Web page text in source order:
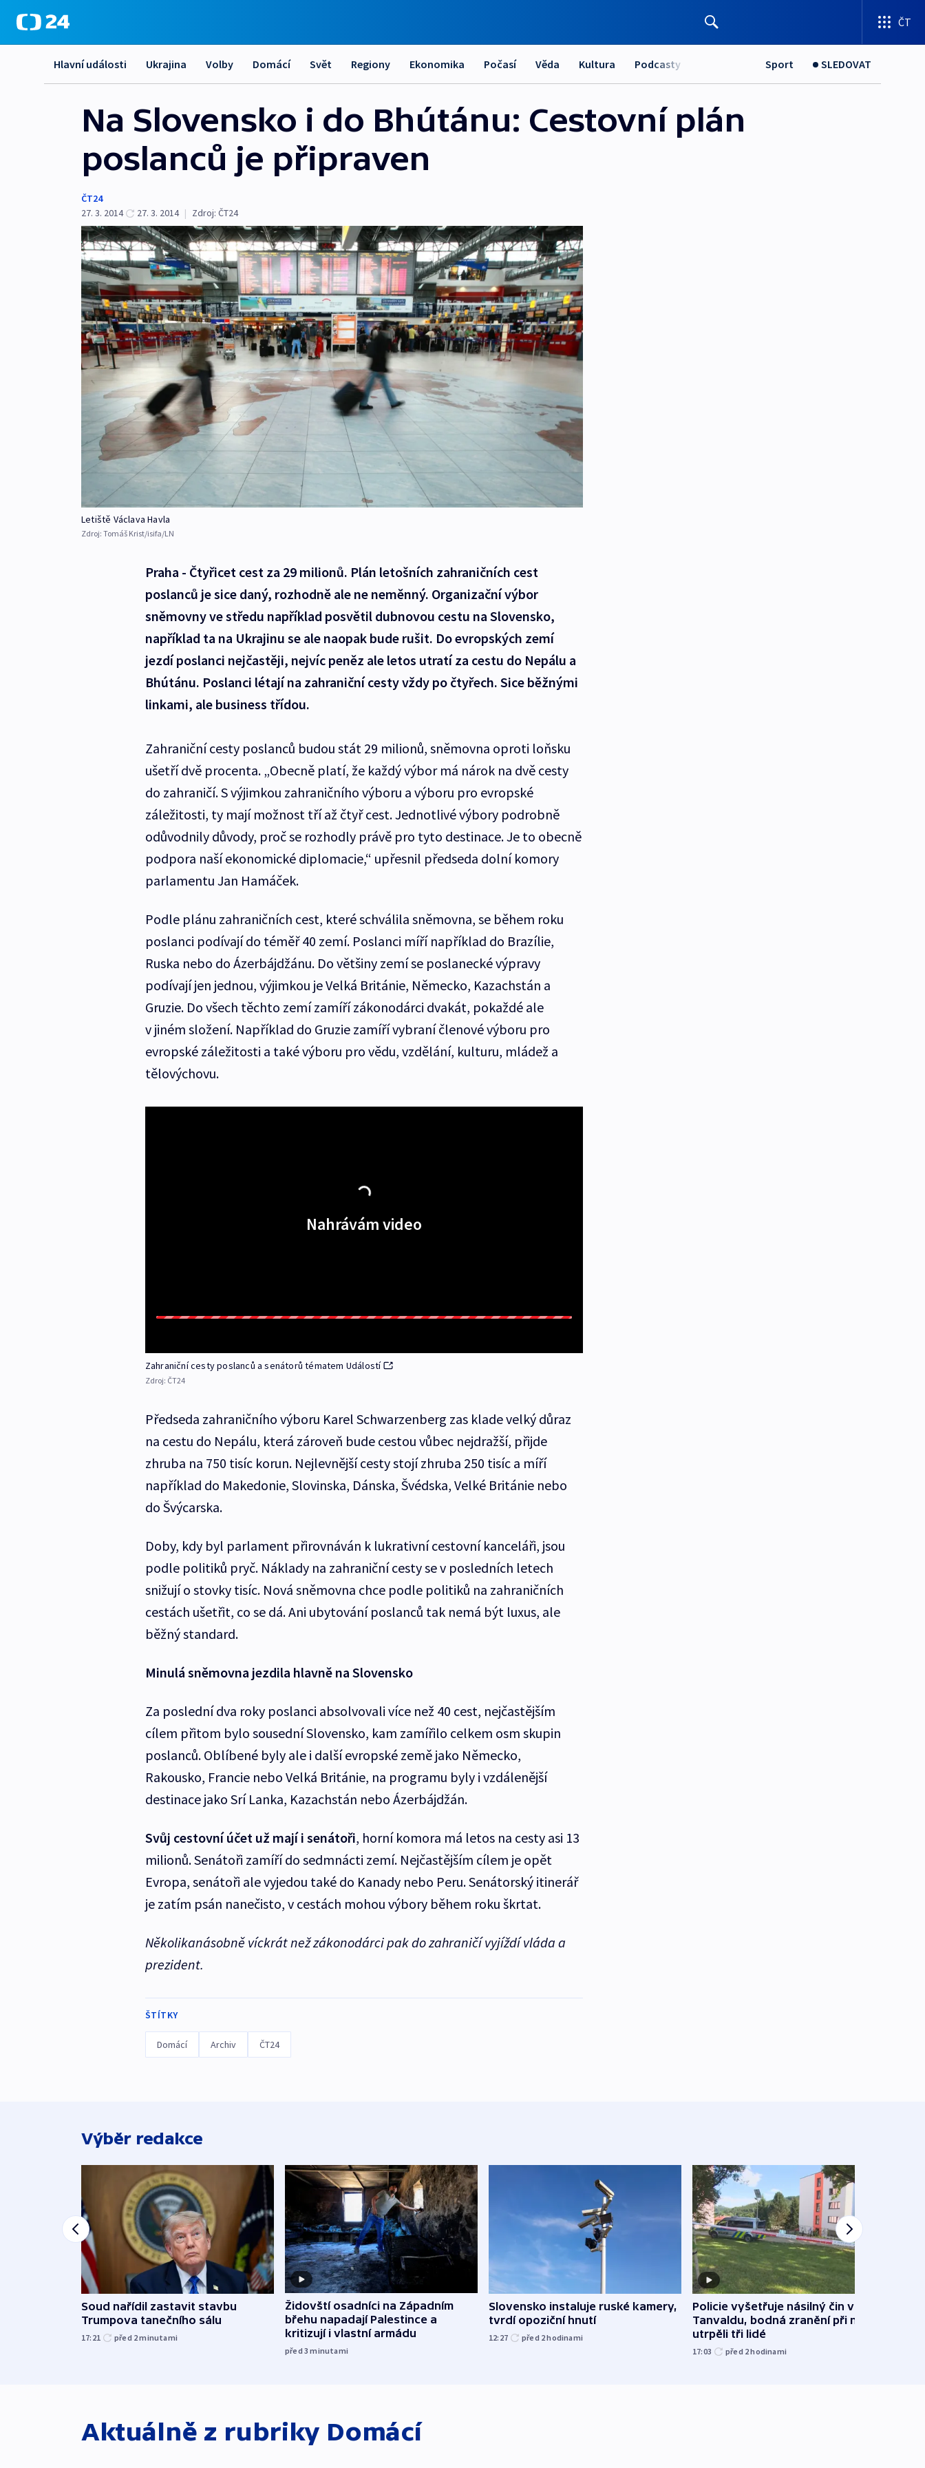
ČT
Hlavní události Ukrajina Volby Domácí Svět Regiony Ekonomika Počasí Věda Kultura Podcasty Sport SLEDOVAT
Na Slovensko i do Bhútánu: Cestovní plán
poslanců je připraven
ČT24
27. 3. 2014
27. 3. 2014 | Zdroj: ČT24
Letiště Václava Havla
Zdroj: Tomáš Krist/isifa/LN
Praha - Čtyřicet cest za 29 milionů. Plán letošních zahraničních cest
poslanců je sice daný, rozhodně ale ne neměnný. Organizační výbor
sněmovny ve středu například posvětil dubnovou cestu na Slovensko,
například ta na Ukrajinu se ale naopak bude rušit. Do evropských zemí
jezdí poslanci nejčastěji, nejvíc peněz ale letos utratí za cestu do Nepálu a
Bhútánu. Poslanci létají na zahraniční cesty vždy po čtyřech. Sice běžnými
linkami, ale business třídou.
Zahraniční cesty poslanců budou stát 29 milionů, sněmovna oproti loňsku
ušetří dvě procenta. „Obecně platí, že každý výbor má nárok na dvě cesty
do zahraničí. S výjimkou zahraničního výboru a výboru pro evropské
záležitosti, ty mají možnost tří až čtyř cest. Jednotlivé výbory podrobně
odůvodnily důvody, proč se rozhodly právě pro tyto destinace. Je to obecně
podpora naší ekonomické diplomacie,“ upřesnil předseda dolní komory
parlamentu Jan Hamáček.
Podle plánu zahraničních cest, které schválila sněmovna, se během roku
poslanci podívají do téměř 40 zemí. Poslanci míří například do Brazílie,
Ruska nebo do Ázerbájdžánu. Do většiny zemí se poslanecké výpravy
podívají jen jednou, výjimkou je Velká Británie, Německo, Kazachstán a
Gruzie. Do všech těchto zemí zamíří zákonodárci dvakát, pokaždé ale
v jiném složení. Například do Gruzie zamíří vybraní členové výboru pro
evropské záležitosti a také výboru pro vědu, vzdělání, kulturu, mládež a
tělovýchovu.
Nahrávám video
Zahraniční cesty poslanců a senátorů tématem Událostí
Zdroj: ČT24
Předseda zahraničního výboru Karel Schwarzenberg zas klade velký důraz
na cestu do Nepálu, která zároveň bude cestou vůbec nejdražší, přijde
zhruba na 750 tisíc korun. Nejlevnější cesty stojí zhruba 250 tisíc a míří
například do Makedonie, Slovinska, Dánska, Švédska, Velké Británie nebo
do Švýcarska.
Doby, kdy byl parlament přirovnáván k lukrativní cestovní kanceláři, jsou
podle politiků pryč. Náklady na zahraniční cesty se v posledních letech
snižují o stovky tisíc. Nová sněmovna chce podle politiků na zahraničních
cestách ušetřit, co se dá. Ani ubytování poslanců tak nemá být luxus, ale
běžný standard.
Minulá sněmovna jezdila hlavně na Slovensko
Za poslední dva roky poslanci absolvovali více než 40 cest, nejčastějším
cílem přitom bylo sousední Slovensko, kam zamířilo celkem osm skupin
poslanců. Oblíbené byly ale i další evropské země jako Německo,
Rakousko, Francie nebo Velká Británie, na programu byly i vzdálenější
destinace jako Srí Lanka, Kazachstán nebo Ázerbájdžán.
Svůj cestovní účet už mají i senátoři, horní komora má letos na cesty asi 13
milionů. Senátoři zamíří do sedmnácti zemí. Nejčastějším cílem je opět
Evropa, senátoři ale vyjedou také do Kanady nebo Peru. Senátorský itinerář
je zatím psán nanečisto, v cestách mohou výbory během roku škrtat.
Několikanásobně víckrát než zákonodárci pak do zahraničí vyjíždí vláda a
prezident.
ŠTÍTKY
Domácí Archiv ČT24
Výběr redakce
Soud nařídil zastavit stavbu
Trumpova tanečního sálu
17:21 před 2minutami
Židovští osadníci na Západním
břehu napadají Palestince a
kritizují i vlastní armádu
před 3minutami
Slovensko instaluje ruské kamery,
tvrdí opoziční hnutí
12:27 před 2hodinami
Policie vyšetřuje násilný čin v
Tanvaldu, bodná zranění při něm
utrpěli tři lidé
17:03 před 2hodinami
Aktuálně z rubriky Domácí